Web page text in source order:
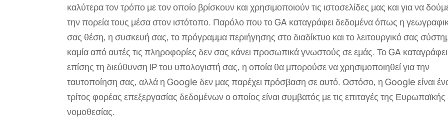
καλύτερα τον τρόπο με τον οποίο βρίσκουν και χρησιμοποιούν τις ιστοσελίδες μας και για να
την πορεία τους μέσα στον ιστότοπο. Παρόλο που το GA καταγράφει δεδομένα όπως η
σας θέση, η συσκευή σας, το πρόγραμμα περιήγησης στο διαδίκτυο και το λειτουργικό σας
καμία από αυτές τις πληροφορίες δεν σας κάνει προσωπικά γνωστούς σε εμάς. Το GA καταγράφει
επίσης τη διεύθυνση IP του υπολογιστή σας, η οποία θα μπορούσε να χρησιμοποιηθεί για την
ταυτοποίηση σας, αλλά η Google δεν μας παρέχει πρόσβαση σε αυτό. Ωστόσο, η Google είναι
τρίτος φορέας επεξεργασίας δεδομένων ο οποίος είναι συμβατός με τις επιταγές της Ευρωπαϊκής
νομοθεσίας.